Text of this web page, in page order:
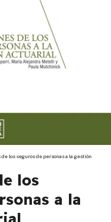
los seguros de personas a la gestión
los
a la